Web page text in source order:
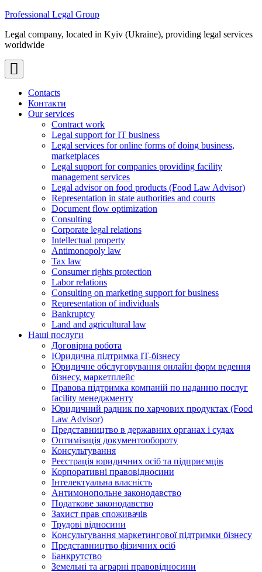
Skip
content
Professional Legal Group
Legal company, located in Kyiv (Ukraine), providing legal services
worldwide
Contacts
Контакти
Our services
Contract work
Legal support for IT business
Legal services for online forms of doing business,
marketplaces
Legal support for companies providing facility
management services
Legal advisor on food products (Food Law Advisor)
Representation in state authorities and courts
Document flow optimization
Consulting
Corporate legal relations
Intellectual property
Antimonopoly law
Tax law
Consumer rights protection
Labor relations
Consulting on marketing support for business
Representation of individuals
Bankruptcy
Land and agricultural law
Наші послуги
Договірна робота
Юридична підтримка IT-бізнесу
Юридичне обслуговування онлайн форм ведення
бізнесу, маркетплейс
Правова підтримка компаній по наданню послуг
facility менеджменту
Юридичний радник по харчових продуктах (Food
Law Advisor)
Представництво в державних органах і судах
Оптимізація документообороту
Консультування
Реєстрація юридичних осіб та підприємців
Корпоративні правовідносини
Інтелектуальна власність
Антимонопольне законодавство
Податкове законодавство
Захист прав споживачів
Трудові відносини
Консультування маркетингової підтримки бізнесу
Представництво фізичних осіб
Банкрутство
Земельні та аграрні правовідносини